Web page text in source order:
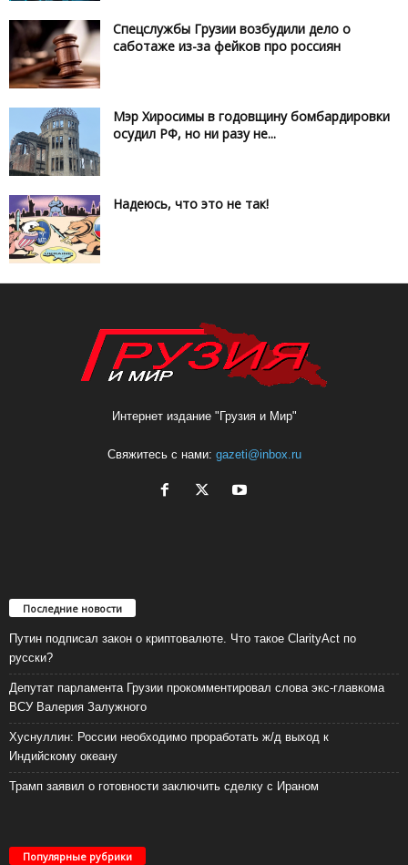
Спецслужбы Грузии возбудили дело о
саботаже из-за фейков про россиян
Мэр Хиросимы в годовщину бомбардировки
осудил РФ, но ни разу не...
Надеюсь, что это не так!
Интернет издание "Грузия и Мир"
Свяжитесь с нами: gazeti@inbox.ru
Последние новости
Путин подписал закон о криптовалюте. Что такое ClarityAct по
русски?
Депутат парламента Грузии прокомментировал слова экс-главкома
ВСУ Валерия Залужного
Хуснуллин: России необходимо проработать ж/д выход к
Индийскому океану
Трамп заявил о готовности заключить сделку с Ираном
Популярные рубрики